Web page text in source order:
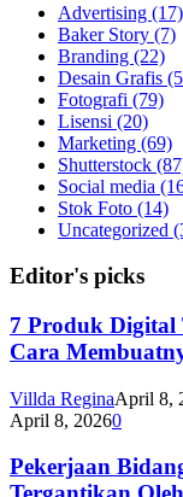
Advertising (17)
Baker Story (7)
Branding (22)
Desain Grafis
Fotografi (79)
Lisensi (20)
Marketing (69)
Shutterstock
Social media
Stok Foto (14)
Uncategorized
Editor's picks
7 Produk Digital
Cara
Villda ReginaApril 8,
April 8, 20260
Pekerjaan